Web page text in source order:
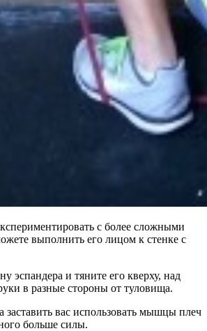
с более сложными
выполнить его лицом к стенке с
эспандера и тяните его кверху, над
в разные стороны от туловища.
заставить вас использовать мышцы плеч
больше силы.